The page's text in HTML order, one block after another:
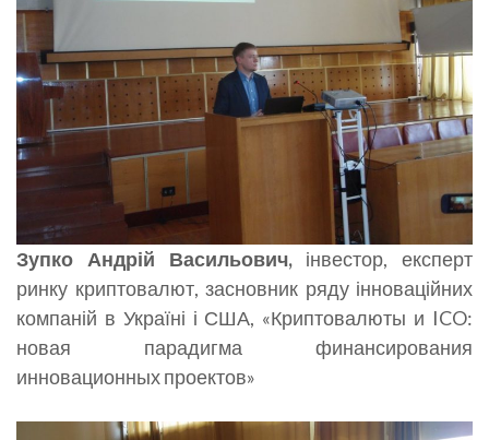
Зупко Андрій Васильович, інвестор, експерт
ринку криптовалют, засновник ряду інноваційних
компаній в Україні і США, «Криптовалюты и ICO:
новая парадигма финансирования
инновационных проектов»